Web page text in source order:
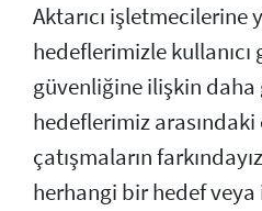
Aktarıcı işletmecilerine
hedeflerimizle kullanıcı
güvenliğine ilişkin daha
hedeflerimiz arasındaki
çatışmaların
herhangi bir hedef veya